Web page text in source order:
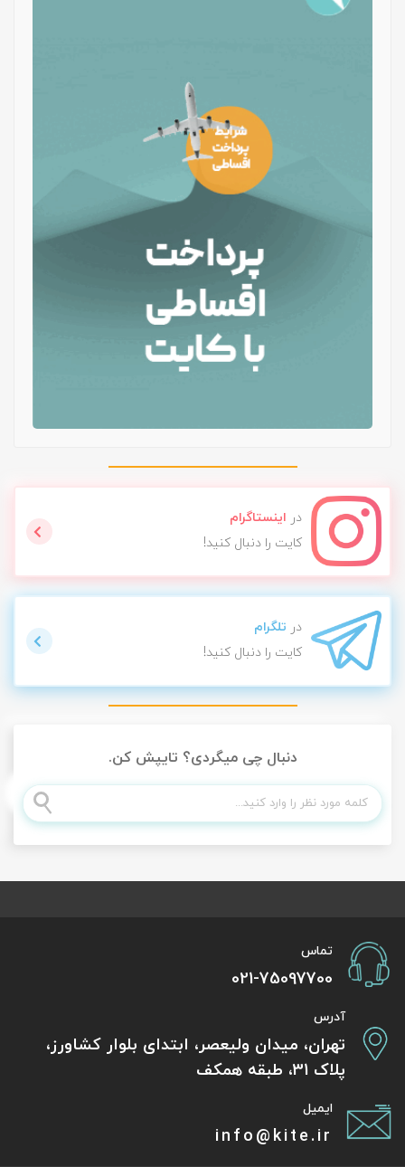
در اینستاگرام
کایت را دنبال کنید!
در تلگرام
کایت را دنبال کنید!
دنبال چی میگردی؟ تایپش کن.
تماس
021-75097700
آدرس
تهران، میدان ولیعصر، ابتدای بلوار کشاورز،
پلاک 31، طبقه همکف
ایمیل
info@kite.ir